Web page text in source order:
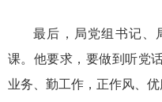
最后，局党组书记、
课。他要求，要做到听党
业务、勤工作，正作风、优